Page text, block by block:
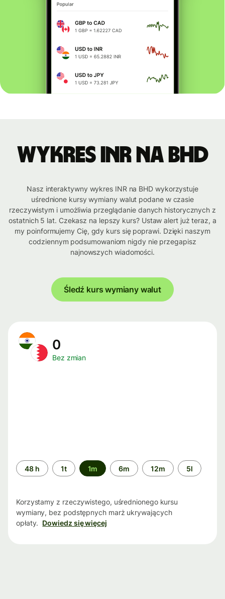
Wykres INR na BHD
Nasz interaktywny wykres INR na BHD wykorzystuje
uśrednione kursy wymiany walut podane w czasie
rzeczywistym i umożliwia przeglądanie danych historycznych z
ostatnich 5 lat. Czekasz na lepszy kurs? Ustaw alert już teraz, a
my poinformujemy Cię, gdy kurs się poprawi. Dzięki naszym
codziennym podsumowaniom nigdy nie przegapisz
najnowszych wiadomości.
Śledź kurs wymiany walut
0
Bez zmian
Przedział
czasu
48 h 1t 1m 6m 12m 5l
Korzystamy z rzeczywistego, uśrednionego kursu
wymiany, bez podstępnych marż ukrywających
opłaty. Dowiedz się więcej